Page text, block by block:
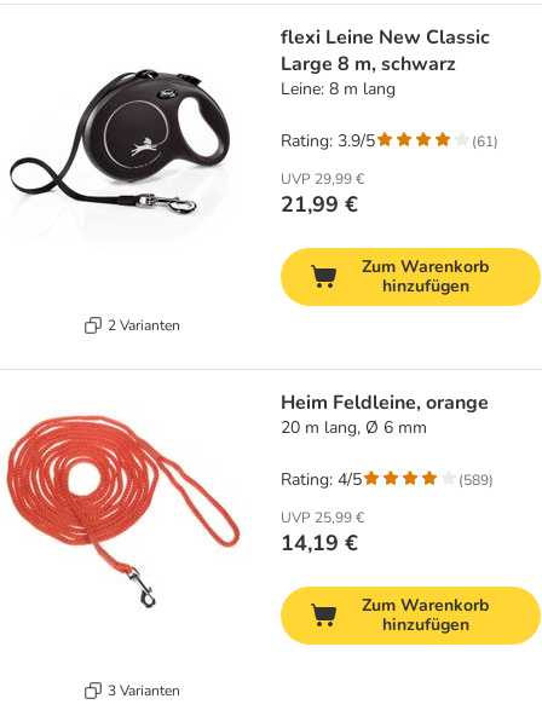
2 Varianten
flexi Leine New Classic
Large 8 m, schwarz
Leine: 8 m lang
UVP 29,99 €
21,99 €
Rating: 3.9/5 (61)
Zum Warenkorb
hinzufügen
3 Varianten
Heim Feldleine, orange
20 m lang, Ø 6 mm
UVP 25,99 €
14,19 €
Rating: 4/5 (589)
Zum Warenkorb
hinzufügen